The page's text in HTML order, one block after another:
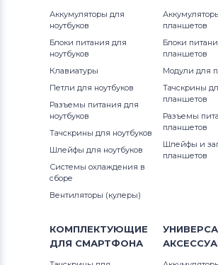
Аккумуляторы для
ноутбуков
Блоки питания для
ноутбуков
Клавиатуры
Петли для ноутбуков
Разъемы питания для
ноутбуков
Тачскрины для ноутбуков
Шлейфы для ноутбуков
Системы охлаждения в
сборе
Вентиляторы (кулеры)
планшетов
Блоки
планшетов
Модули для
Тачскрины
планшетов
Разъемы
планшетов
Шлейфы и
планшетов
КОМПЛЕКТУЮЩИЕ
ДЛЯ СМАРТФОНА